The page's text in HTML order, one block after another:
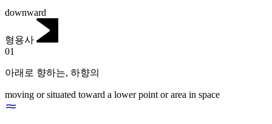
downward
형용사
01
아래로 향하는, 하향의
moving or situated toward a lower point or area in space